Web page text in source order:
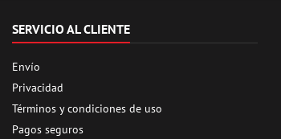
SERVICIO AL CLIENTE
Envío
Privacidad
Términos y condiciones de uso
Pagos seguros